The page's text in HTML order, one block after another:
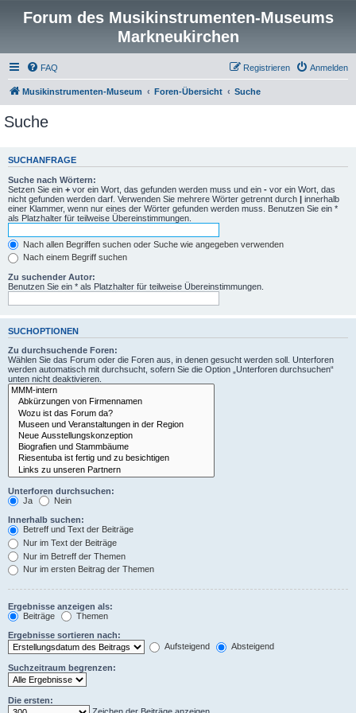
Forum des Musikinstrumenten-Museums
Markneukirchen
FAQ Anmelden
Registrieren
Musikinstrumenten-Museum Foren-Übersicht Suche
Suche
SUCHANFRAGE
Suche nach Wörtern:
Setzen Sie ein + vor ein Wort, das gefunden werden muss und ein - vor ein Wort, das
nicht gefunden werden darf. Verwenden Sie mehrere Wörter getrennt durch | innerhalb
einer Klammer, wenn nur eines der Wörter gefunden werden muss. Benutzen Sie ein *
als Platzhalter für teilweise Übereinstimmungen.
Nach allen Begriffen suchen oder Suche wie angegeben verwenden
Nach einem Begriff suchen
Zu suchender Autor:
Benutzen Sie ein * als Platzhalter für teilweise Übereinstimmungen.
SUCHOPTIONEN
Zu durchsuchende Foren:
Wählen Sie das Forum oder die Foren aus, in denen gesucht werden soll. Unterforen
werden automatisch mit durchsucht, sofern Sie die Option „Unterforen durchsuchen“
unten nicht deaktivieren.
Unterforen durchsuchen:
Ja
Nein
Innerhalb suchen:
Betreff und Text der Beiträge
Nur im Text der Beiträge
Nur im Betreff der Themen
Nur im ersten Beitrag der Themen
Ergebnisse anzeigen als:
Beiträge
Themen
Ergebnisse sortieren nach:
Aufsteigend
Absteigend
Suchzeitraum begrenzen:
Die ersten: